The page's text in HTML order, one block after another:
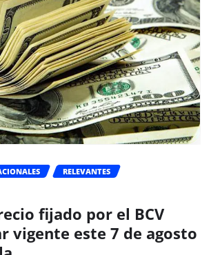
RELEVANTES
fijado por el BCV
vigente este 7 de agosto